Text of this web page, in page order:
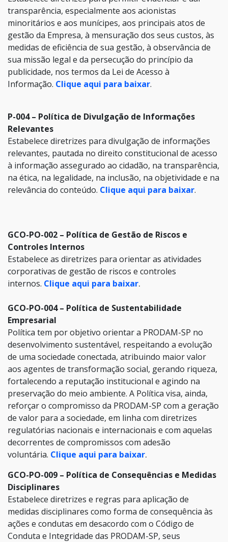
transparência, especialmente aos acionistas
minoritários e aos munícipes, aos principais atos de
gestão da Empresa, à mensuração dos seus custos, às
medidas de eficiência de sua gestão, à observância de
sua missão legal e da persecução do princípio da
publicidade, nos termos da Lei de Acesso à
Informação. Clique aqui para baixar.
P-004 – Política de Divulgação de Informações
Relevantes
Estabelece diretrizes para divulgação de informações
relevantes, pautada no direito constitucional de acesso
à informação assegurado ao cidadão, na transparência,
na ética, na legalidade, na inclusão, na objetividade e na
relevância do conteúdo. Clique aqui para baixar.
GCO-PO-002 – Política de Gestão de Riscos e
Controles Internos
Estabelece as diretrizes para orientar as atividades
corporativas de gestão de riscos e controles
internos. Clique aqui para baixar.
GCO-PO-004 – Política de Sustentabilidade
Empresarial
Política tem por objetivo orientar a PRODAM-SP no
desenvolvimento sustentável, respeitando a evolução
de uma sociedade conectada, atribuindo maior valor
aos agentes de transformação social, gerando riqueza,
fortalecendo a reputação institucional e agindo na
preservação do meio ambiente. A Política visa, ainda,
reforçar o compromisso da PRODAM-SP com a geração
de valor para a sociedade, em linha com diretrizes
regulatórias nacionais e internacionais e com aquelas
decorrentes de compromissos com adesão
voluntária. Clique aqui para baixar.
GCO-PO-009 – Política de Consequências e Medidas
Disciplinares
Estabelece diretrizes e regras para aplicação de
medidas disciplinares como forma de consequência às
ações e condutas em desacordo com o Código de
Conduta e Integridade das PRODAM-SP, seus